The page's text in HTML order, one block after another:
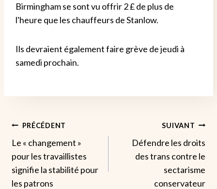
Birmingham se sont vu offrir 2 £ de plus de
l'heure que les chauffeurs de Stanlow.
Ils devraient également faire grève de jeudi à
samedi prochain.
Navigation
De
L’article
PRÉCÉDENT
Le « changement »
pour les travaillistes
signifie la stabilité pour
les patrons
SUIVANT
Défendre les droits
des trans contre le
sectarisme
conservateur